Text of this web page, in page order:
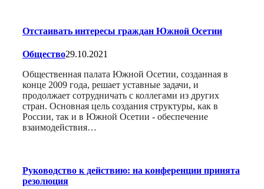
Отстаивать интересы граждан Южной Осетии
Общество29.10.2021
Общественная палата Южной Осетии, созданная в
конце 2009 года, решает уставные задачи, и
продолжает сотрудничать с коллегами из других
стран. Основная цель создания структуры, как в
России, так и в Южной Осетии - обеспечение
взаимодействия…
Руководство к действию: на конференции принята
резолюция